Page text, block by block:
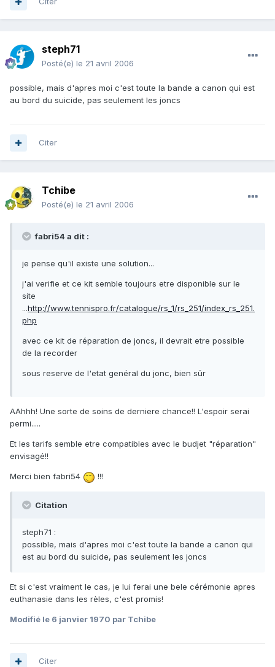
steph71
Posté(e) le 21 avril 2006
possible, mais d'apres moi c'est toute la bande a canon qui est
au bord du suicide, pas seulement les joncs
Citer
Tchibe
Posté(e) le 21 avril 2006
fabri54 a dit :
je pense qu'il existe une solution...
j'ai verifie et ce kit semble toujours etre disponible sur le
site
...http://www.tennispro.fr/catalogue/rs_1/rs_251/index_rs_251.
php
avec ce kit de réparation de joncs, il devrait etre possible
de la recorder
sous reserve de l'etat genéral du jonc, bien sûr
AAhhh! Une sorte de soins de derniere chance!! L'espoir serai
permi.....
Et les tarifs semble etre compatibles avec le budjet "réparation"
envisagé!!
Merci bien fabri54 !!!
Citation
steph71 :
possible, mais d'apres moi c'est toute la bande a canon qui
est au bord du suicide, pas seulement les joncs
Et si c'est vraiment le cas, je lui ferai une bele cérémonie apres
euthanasie dans les rèles, c'est promis!
Modifié le 6 janvier 1970 par Tchibe
Citer